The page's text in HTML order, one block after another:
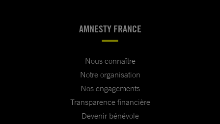
AMNESTY FRANCE
Nous connaître
Notre organisation
Nos engagements
Transparence financière
Devenir bénévole